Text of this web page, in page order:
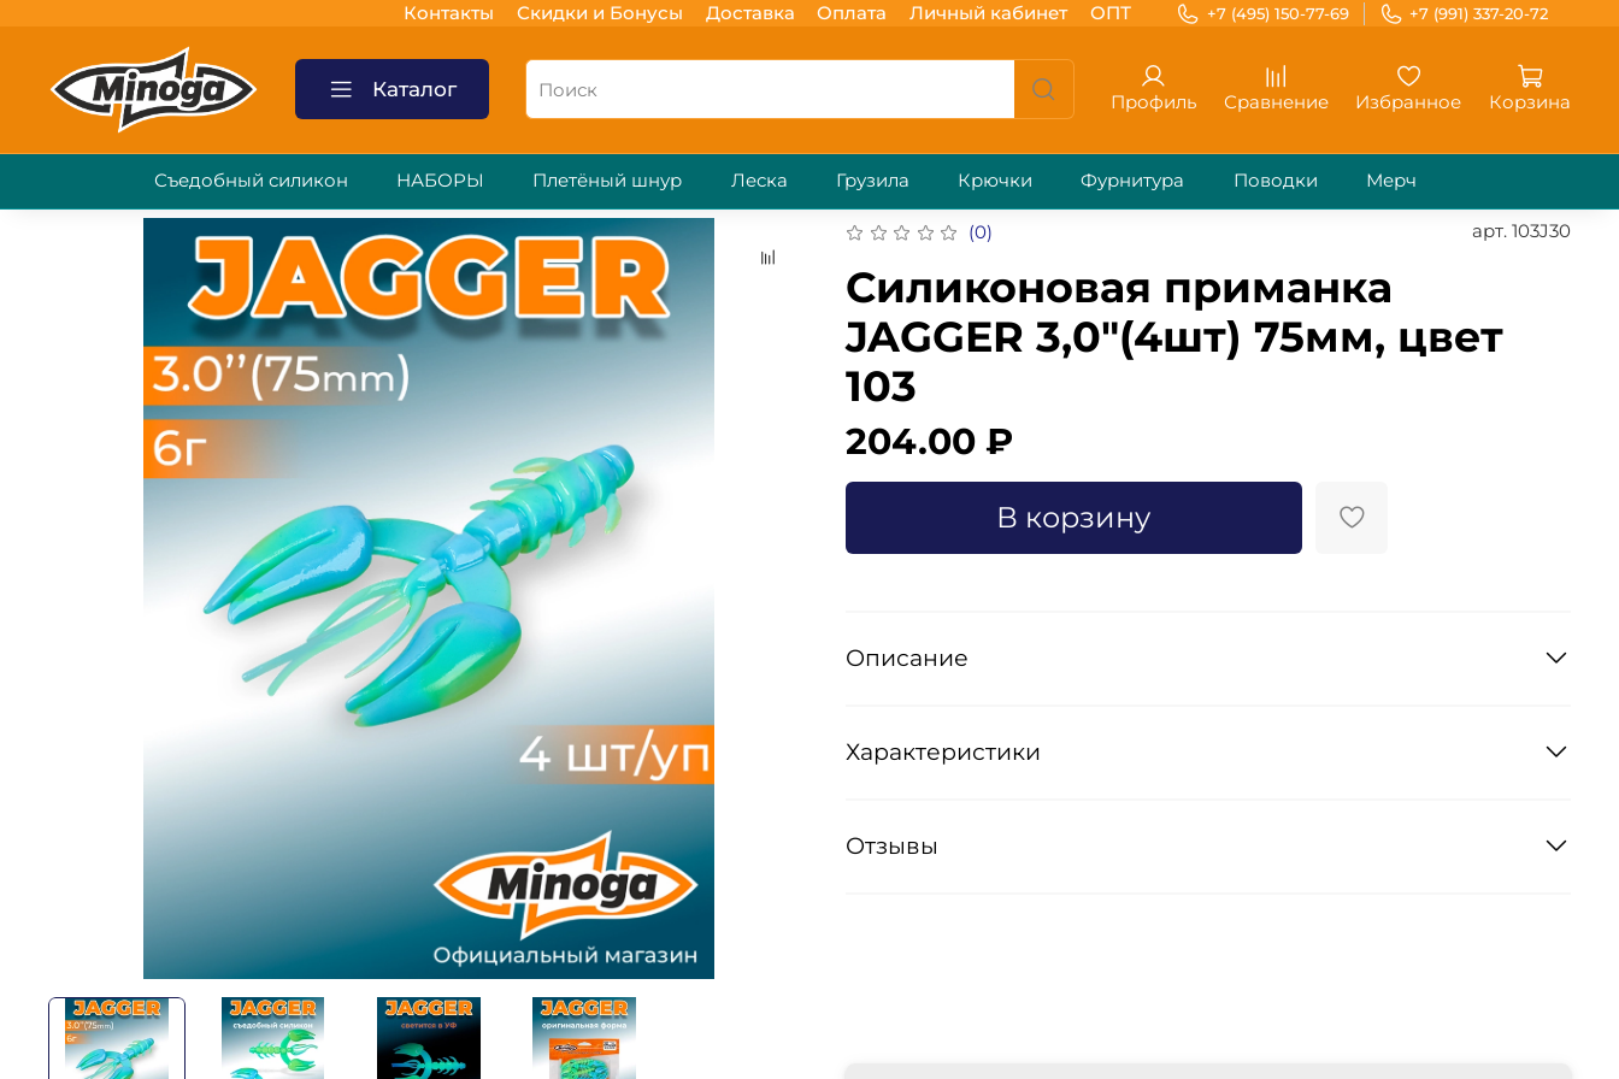
Контакты Скидки и Бонусы Доставка Оплата Личный кабинет ОПТ +7 (495) 150-77-69 +7 (991) 337-20-72
Каталог
Профиль Сравнение Избранное Корзина
Съедобный силикон НАБОРЫ Плетёный шнур Леска Грузила Крючки Фурнитура Поводки Мерч
(0) арт. 103J30
Силиконовая приманка
JAGGER 3,0"(4шт) 75мм, цвет
103
204.00 ₽
В корзину
Описание
Характеристики
Отзывы